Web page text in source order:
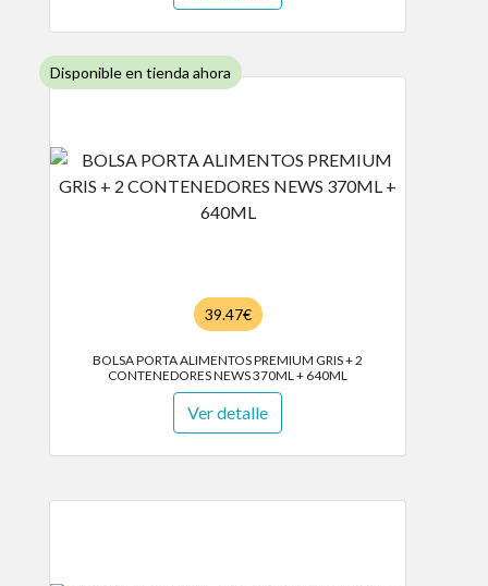
Disponible en tienda ahora
39.47€
BOLSA PORTA ALIMENTOS PREMIUM GRIS + 2
CONTENEDORES NEWS 370ML + 640ML
Ver detalle